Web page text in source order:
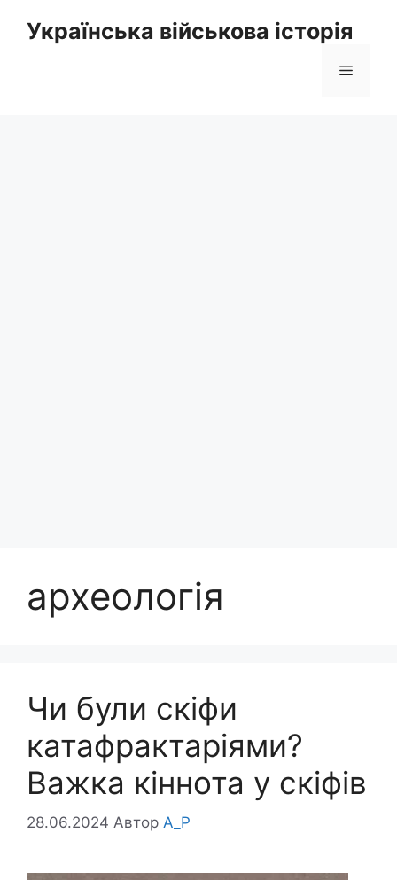
Українська військова історія
Меню
археологія
Чи були скіфи
катафрактаріями?
Важка кіннота у скіфів
28.06.2024 Автор A_P